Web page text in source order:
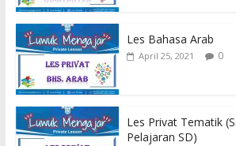
Les Bahasa Arab
April 25, 2021 0
Les Privat Tematik
Pelajaran SD)